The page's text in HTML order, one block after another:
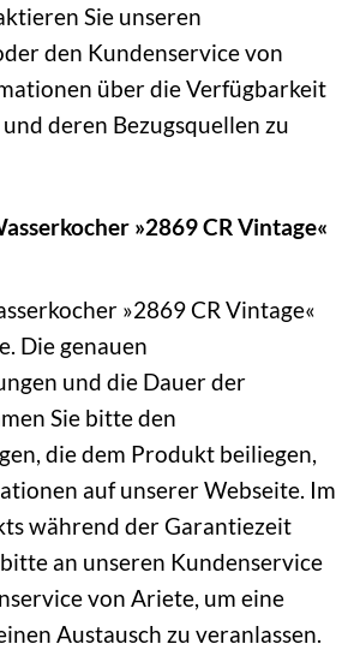
Sie unseren
den Kundenservice von
über die Verfügbarkeit
deren Bezugsquellen zu
»2869 CR Vintage«
»2869 CR Vintage«
Die genauen
und die Dauer der
Sie bitte den
die dem Produkt beiliegen,
auf unserer Webseite. Im
während der Garantiezeit
an unseren Kundenservice
von Ariete, um eine
Austausch zu veranlassen.